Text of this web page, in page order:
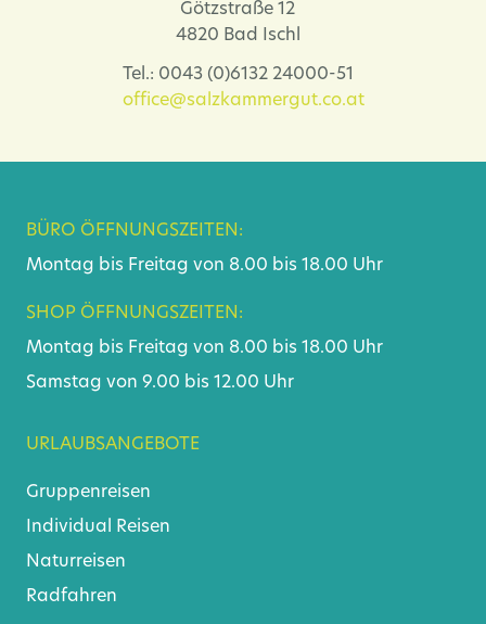
Götzstraße 12
4820 Bad Ischl
Tel.: 0043 (0)6132 24000-51
office@salzkammergut.co.at
BÜRO ÖFFNUNGSZEITEN:
Montag bis Freitag von 8.00 bis 18.00 Uhr
SHOP ÖFFNUNGSZEITEN:
Montag bis Freitag von 8.00 bis 18.00 Uhr
Samstag von 9.00 bis 12.00 Uhr
URLAUBSANGEBOTE
Gruppenreisen
Individual Reisen
Naturreisen
Radfahren